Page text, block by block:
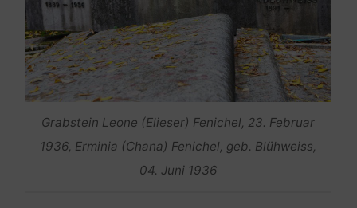
Grabstein Leone (Elieser) Fenichel, 23. Februar
1936, Erminia (Chana) Fenichel, geb. Blühweiss,
04. Juni 1936